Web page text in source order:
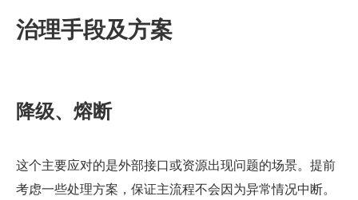
治理手段及方案
降级、熔断
这个主要应对的是外部接口或资源出现问题的场景。提前
考虑一些处理方案，保证主流程不会因为异常情况中断。